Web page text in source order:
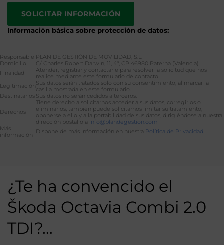
Información básica sobre protección de datos:
Responsable PLAN DE GESTIÓN DE MOVILIDAD, S.L.
Domicilio
C/ Charles Robert Darwin, 11, 4ª, CP 46980 Paterna (Valencia)
Finalidad
Atender, registrar y contactarle para resolver la solicitud que nos
realice mediante este formulario de contacto.
LegitimaciónSus datos serán tratados solo con su consentimiento, al marcar la
casilla mostrada en este formulario.
Destinatarios Sus datos no serán cedidos a terceros.
Derechos
Tiene derecho a solicitarnos acceder a sus datos, corregirlos o
eliminarlos, también puede solicitarnos limitar su tratamiento,
oponerse a ello y a la portabilidad de sus datos, dirigiéndose a nuestra
dirección postal o a info@plandegestion.com
Más
información Dispone de más información en nuestra Política de Privacidad
¿Te ha convencido el
Škoda Octavia Combi 2.0
TDI?…